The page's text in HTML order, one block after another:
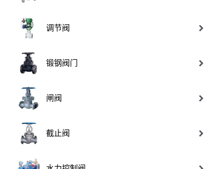
调节阀
锻钢阀门
闸阀
截止阀